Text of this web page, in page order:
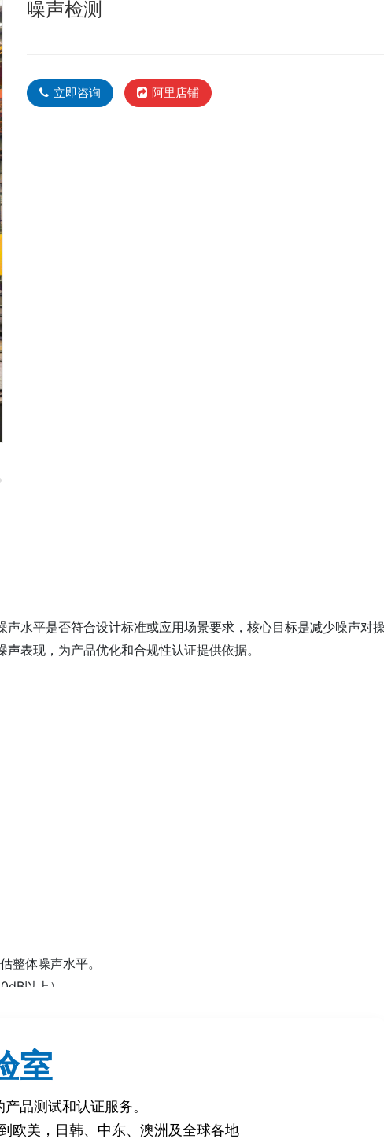
噪声检测
立即咨询 阿里店铺
水平是否符合设计标准或应用场景要求，核心目标是减少噪声对
表现，为产品优化和合规性认证提供依据‌。
整体噪声水平‌。
以上）‌。
频程）‌。
摩擦）‌。
力损伤风险‌。
室
品测试和认证服务。
欧美，日韩、中东、澳洲及全球各地